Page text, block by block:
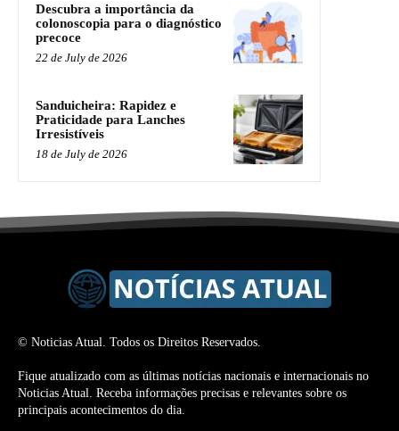
Descubra a importância da
colonoscopia para o diagnóstico
precoce
22 de July de 2026
Sanduicheira: Rapidez e
Praticidade para Lanches
Irresistíveis
18 de July de 2026
© Noticias Atual. Todos os Direitos Reservados.
Fique atualizado com as últimas notícias nacionais e internacionais no
Noticias Atual. Receba informações precisas e relevantes sobre os
principais acontecimentos do dia.